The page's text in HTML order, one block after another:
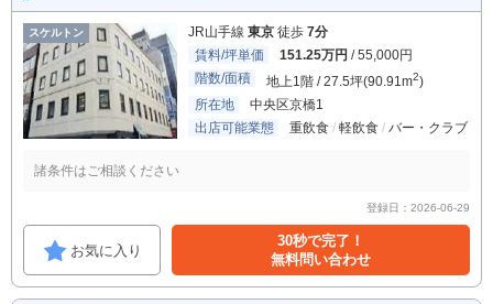
スケルトン JR山手線 東京 徒歩 7分
賃料/坪単価
151.25万円 / 55,000円
階数/面積
地上1階 / 27.5坪(90.91m2)
所在地
中央区京橋1
出店可能業態
重飲食 軽飲食 バー・クラブ
諸条件はご相談ください
登録日：2026-06-29
お気に入り
30秒で完了！
無料問い合わせ